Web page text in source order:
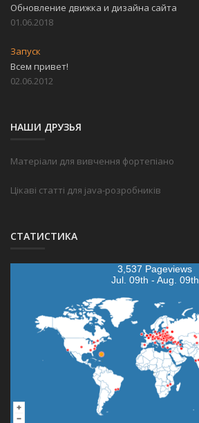
Обновление движка и дизайна сайта
01.06.2018
Запуск
Всем привет!
02.06.2012
НАШИ ДРУЗЬЯ
Матеріали для вивчення фортепіано
Цікаві статті для java-розробників
СТАТИСТИКА
3,537 Pageviews
Jul. 09th - Aug. 09th